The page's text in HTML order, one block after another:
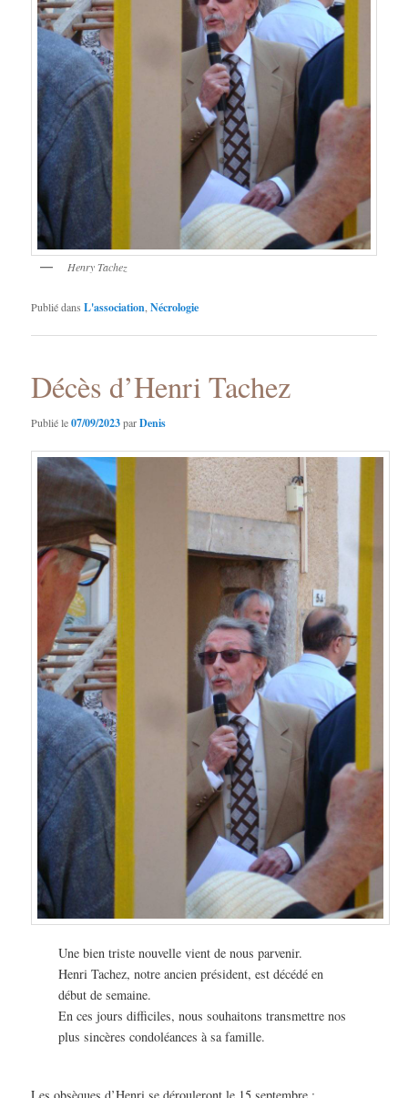
Henry Tachez
Publié dans L'association ,Nécrologie
Décès d’Henri Tachez
Publié le07/09/2023parDenis
Une bien triste nouvelle vient de nous parvenir.
Henri Tachez, notre ancien président, est décédé en
début de semaine.
En ces jours difficiles, nous souhaitons transmettre nos
plus sincères condoléances à sa famille.
Les obsèques d’Henri se dérouleront le 15 septembre :